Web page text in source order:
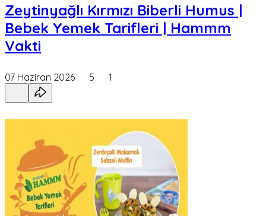
Zeytinyağlı Kırmızı Biberli Humus |
Bebek Yemek Tarifleri | Hammm
Vakti
07 Haziran 2026 5 1